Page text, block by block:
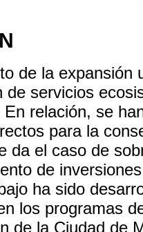
de la expansión
de servicios
En relación, se
para la
da el caso de
de
ha sido
los programas
de la Ciudad de